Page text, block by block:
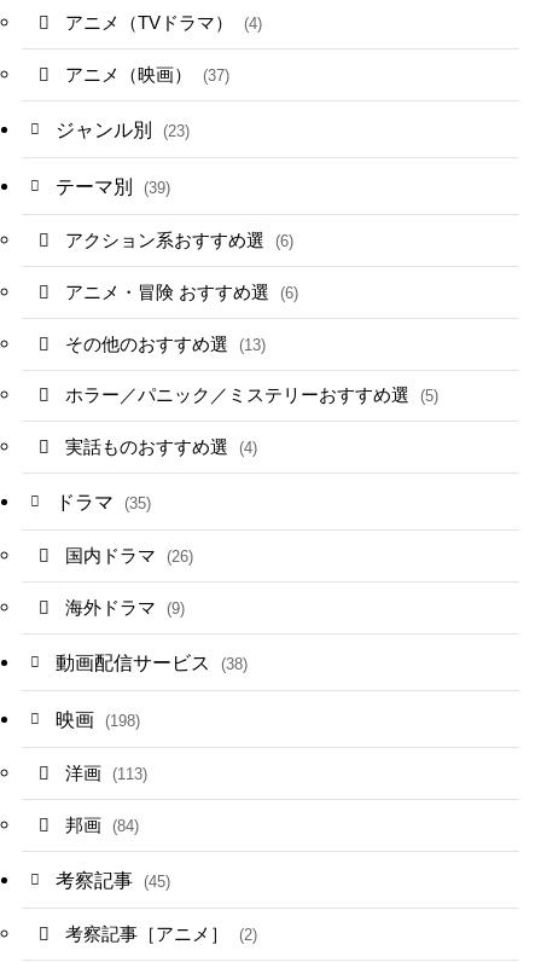
アニメ（TVドラマ） (4)
アニメ（映画） (37)
ジャンル別 (23)
テーマ別 (39)
アクション系おすすめ選 (6)
アニメ・冒険 おすすめ選 (6)
その他のおすすめ選 (13)
ホラー／パニック／ミステリーおすすめ選 (5)
実話ものおすすめ選 (4)
ドラマ (35)
国内ドラマ (26)
海外ドラマ (9)
動画配信サービス (38)
映画 (198)
洋画 (113)
邦画 (84)
考察記事 (45)
考察記事［アニメ］ (2)